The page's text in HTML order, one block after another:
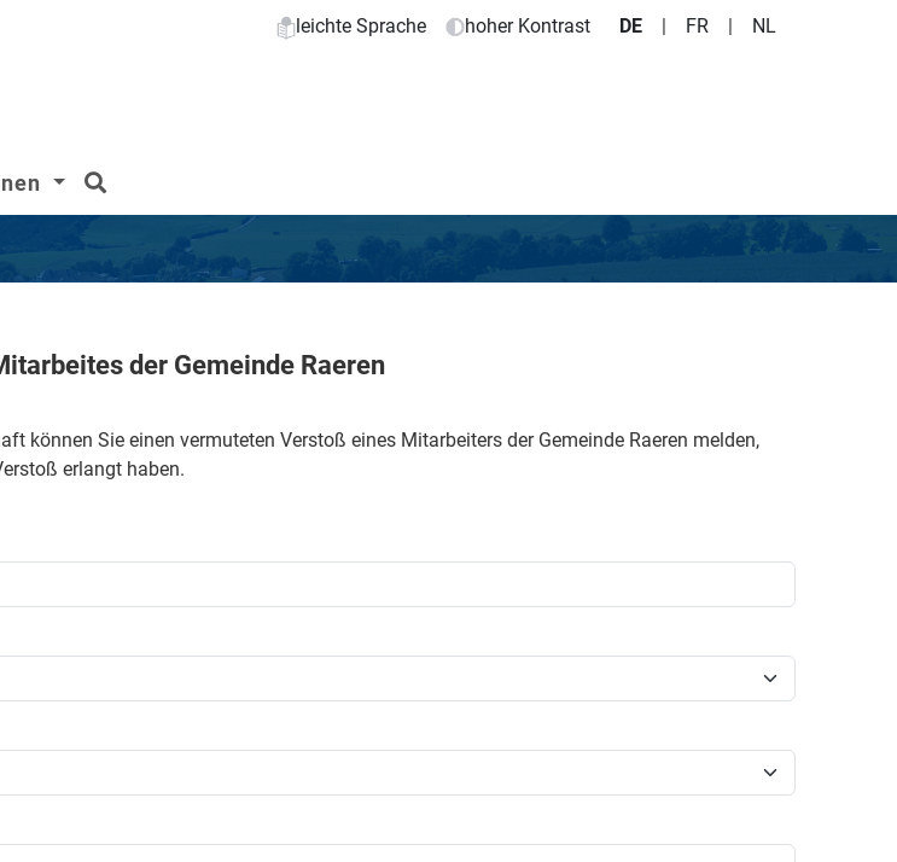
leichte Sprache hoher Kontrast DE | FR | NL
der Gemeinde Raeren
können Sie einen vermuteten Verstoß eines Mitarbeiters der Gemeinde Raeren melden,
erlangt haben.